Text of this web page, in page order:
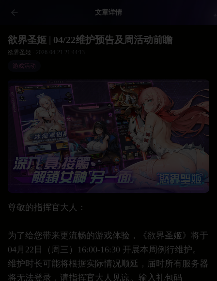
文章详情
欲界圣姬 | 04/22维护预告及周活动前瞻
欲界圣姬 · 2026-04-21 21:44:13
游戏活动
尊敬的指挥官大人：
为了给您带来更流畅的游戏体验，《欲界圣姬》将于
04月22日（周三）16:00-16:30 开展本周例行维护。
维护时长可能将根据实际情况顺延，届时所有服务器
将无法登录，请指挥官大人见谅。输入礼包码